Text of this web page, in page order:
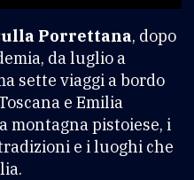
Porrettana, dopo
da luglio a
sette viaggi a bordo
e Emilia
montagna pistoiese, i
e i luoghi che